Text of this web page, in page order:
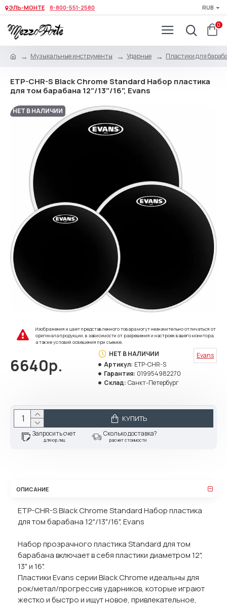
ЭЛЬ-МОНТЕ 8-800-551-2580 RUB
0
Музыкальные инструменты Ударные Пластики для
ETP-CHR-S Black Chrome Standard Набор пластика
для том барабана 12"/13"/16", Evans
НЕТ В НАЛИЧИИ
Изображения и цвет представленного товара могут незначительно отличаться от
оригинала продукции, в зависимости от разрешения и настроек вашего монитора,
а также условий освещения при съемке.
6640р.
НЕТ В НАЛИЧИИ
Артикул: ETP-CHR-S
Гарантия: 019954982270
Склад: Санкт-Петербург
Evans
КУПИТЬ
Запросить счет
для юр.лиц
Сколько доставка?
расчет стоимости
ОПИСАНИЕ
ETP-CHR-S Black Chrome Standard Набор пластика
для том барабана 12"/13"/16", Evans
Набор прозрачного пластика Standard для том
барабана включает в себя пластики диаметром 12",
13" и 16".
Пластики Evans серии Black Chrome идеальны для
рок/метал/прогрессив ударников, которые играют
жестко и быстро и ищут новое, привлекательное,